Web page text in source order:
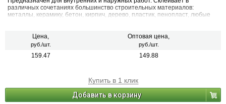
различных сочетаниях большинство строительных материалов:
металлы, керамику, бетон, кирпич, дерево, пластик, пенопласт, любые
Цена,
руб./шт.
Оптовая цена,
руб./шт.
159.47 149.88
Купить в 1 клик
Добавить в корзину